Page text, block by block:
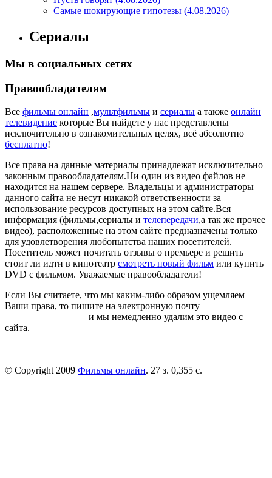
Самые шокирующие гипотезы (4.08.2026)
Сериалы
Мы в социальных сетях
Правообладателям
Все фильмы онлайн ,мультфильмы и сериалы а также онлайн
телевидение которые Вы найдете у нас представлены
исключительно в ознакомительных целях, всё абсолютно
бесплатно!
Все права на данные материалы принадлежат исключительно
законным правообладателям.Ни один из видео файлов не
находится на нашем сервере. Владельцы и администраторы
данного сайта не несут никакой ответственности за
использование ресурсов доступных на этом сайте.Вся
информация (фильмы,сериалы и телепередачи,а так же прочее
видео), расположенные на этом сайте предназначены только
для удовлетворения любопытства наших посетителей.
Посетитель может почитать отзывы о премьере и решить
стоит ли идти в кинотеатр смотреть новый фильм или купить
DVD с фильмом. Уважаемые правообладатели!
Если Вы считаете, что мы каким-либо образом ущемляем
Ваши права, то пишите на электронную почту
и мы немедленно удалим это видео с
сайта.
© Copyright 2009 Фильмы онлайн. 27 з. 0,355 с.